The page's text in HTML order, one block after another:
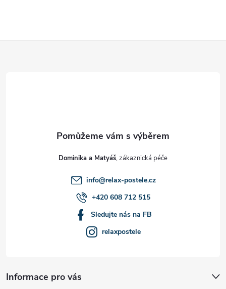
Dominika a Matyáš
info@relax-postele.cz
+420 608 712 515
Sledujte nás na FB
relaxpostele
Informace pro vás